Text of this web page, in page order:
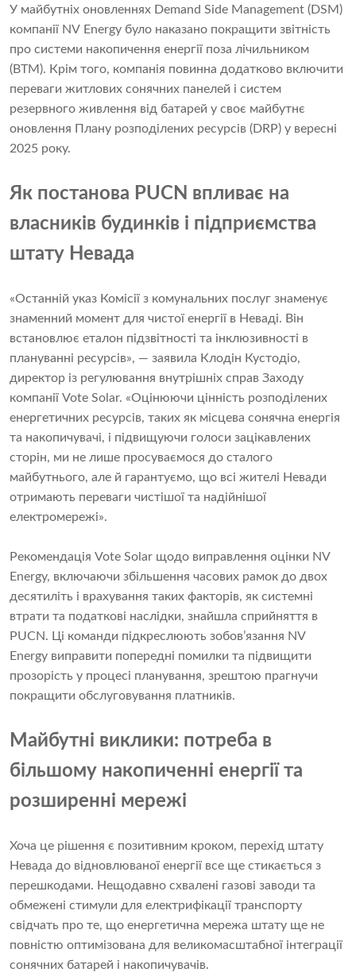
У майбутніх оновленнях Demand Side Management (DSM)
компанії NV Energy було наказано покращити звітність
про системи накопичення енергії поза лічильником
(BTM). Крім того, компанія повинна додатково включити
переваги житлових сонячних панелей і систем
резервного живлення від батарей у своє майбутнє
оновлення Плану розподілених ресурсів (DRP) у вересні
2025 року.
Як постанова PUCN впливає на
власників будинків і підприємства
штату Невада
«Останній указ Комісії з комунальних послуг знаменує
знаменний момент для чистої енергії в Неваді. Він
встановлює еталон підзвітності та інклюзивності в
плануванні ресурсів», — заявила Клодін Кустодіо,
директор із регулювання внутрішніх справ Заходу
компанії Vote Solar. «Оцінюючи цінність розподілених
енергетичних ресурсів, таких як місцева сонячна енергія
та накопичувачі, і підвищуючи голоси зацікавлених
сторін, ми не лише просуваємося до сталого
майбутнього, але й гарантуємо, що всі жителі Невади
отримають переваги чистішої та надійнішої
електромережі».
Рекомендація Vote Solar щодо виправлення оцінки NV
Energy, включаючи збільшення часових рамок до двох
десятиліть і врахування таких факторів, як системні
втрати та податкові наслідки, знайшла сприйняття в
PUCN. Ці команди підкреслюють зобов’язання NV
Energy виправити попередні помилки та підвищити
прозорість у процесі планування, зрештою прагнучи
покращити обслуговування платників.
Майбутні виклики: потреба в
більшому накопиченні енергії та
розширенні мережі
Хоча це рішення є позитивним кроком, перехід штату
Невада до відновлюваної енергії все ще стикається з
перешкодами. Нещодавно схвалені газові заводи та
обмежені стимули для електрифікації транспорту
свідчать про те, що енергетична мережа штату ще не
повністю оптимізована для великомасштабної інтеграції
сонячних батарей і накопичувачів.